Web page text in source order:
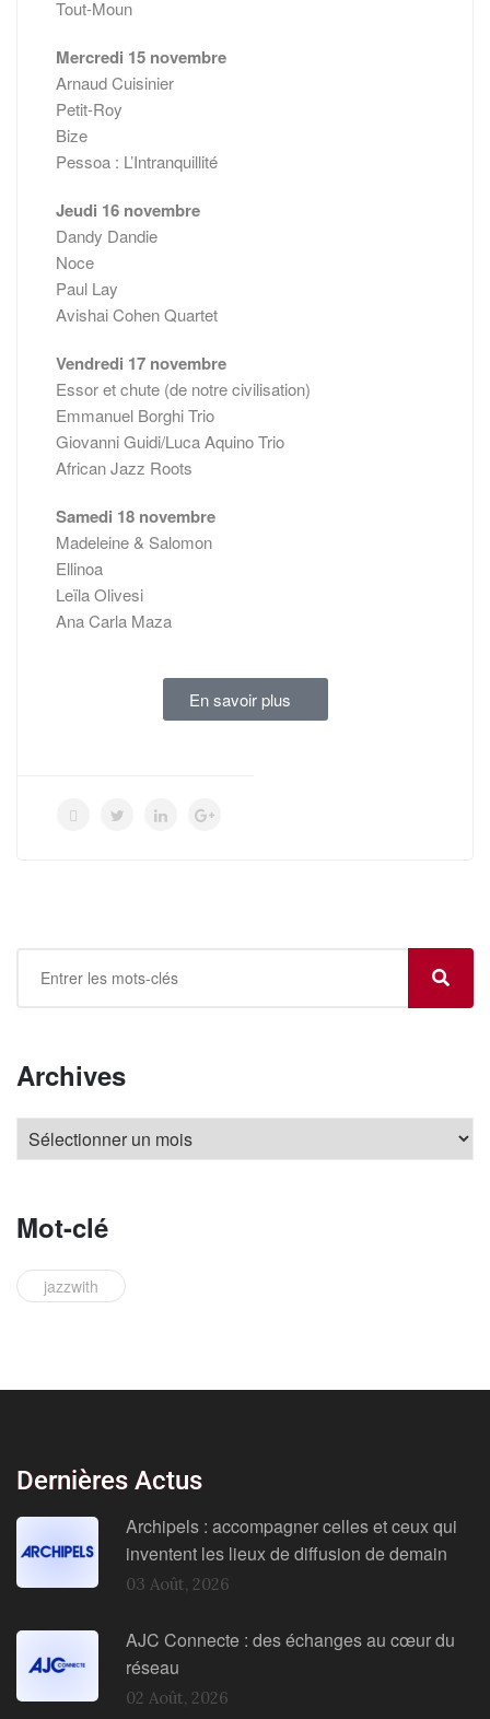
Tout-Moun
Mercredi 15 novembre
Arnaud Cuisinier
Petit-Roy
Bize
Pessoa : L’Intranquillité
Jeudi 16 novembre
Dandy Dandie
Noce
Paul Lay
Avishai Cohen Quartet
Vendredi 17 novembre
Essor et chute (de notre civilisation)
Emmanuel Borghi Trio
Giovanni Guidi/Luca Aquino Trio
African Jazz Roots
Samedi 18 novembre
Madeleine & Salomon
Ellinoa
Leïla Olivesi
Ana Carla Maza
En savoir plus
Archives
Mot-clé
jazzwith
Dernières Actus
Archipels : accompagner celles et ceux qui
inventent les lieux de diffusion de demain
03 Août, 2026
AJC Connecte : des échanges au cœur du
réseau
02 Août, 2026